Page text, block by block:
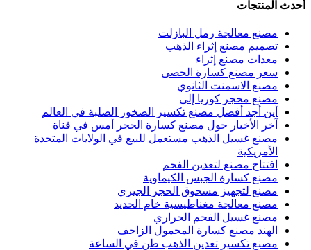
أحدث المنتجات
مصنع معالجة رمل البازلت
تصميم مصنع إثراء الذهب
معدات مصنع إثراء
سعر مصنع كسارة الحصى
مصنع الاسمنت الثانوي
مصنع محجر كوريا إلى
أين أجد أفضل مصنع تكسير الصخور الصلبة في العالم
آخر الأخبار حول مصنع كسارة الحجر أمس في قناة
مصنع غسيل الذهب مستعمل للبيع في الولايات المتحدة
الأمريكية
افتتاح مصنع لتعدين الفحم
مصنع كسارة الجبس الكيماوية
مصنع لتجهيز مسحوق الحجر الجيري
مصنع معالجة مغناطيسية خام الحديد
مصنع غسيل الفحم الحراري
الهند مصنع كسارة المحمول الزاحف
مصنع تكسير تعدين الذهب طن في الساعة